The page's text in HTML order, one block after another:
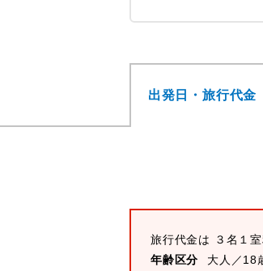
出発日・旅行代金
旅行代金は ３名１室
年齢区分
大人／18